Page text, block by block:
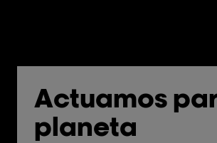
Actuamos
planeta